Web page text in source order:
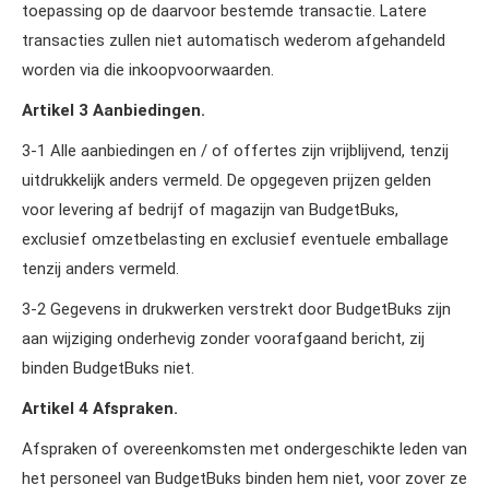
toepassing op de daarvoor bestemde transactie. Latere
transacties zullen niet automatisch wederom afgehandeld
worden via die inkoopvoorwaarden.
Artikel 3 Aanbiedingen.
3‑1 Alle aanbiedingen en / of offertes zijn vrijblijvend, tenzij
uitdrukkelijk anders vermeld. De opgegeven prijzen gelden
voor levering af bedrijf of magazijn van BudgetBuks,
exclusief omzetbelasting en exclusief eventuele emballage
tenzij anders vermeld.
3‑2 Gegevens in drukwerken verstrekt door BudgetBuks zijn
aan wijziging onderhevig zonder voorafgaand bericht, zij
binden BudgetBuks niet.
Artikel 4 Afspraken.
Afspraken of overeenkomsten met ondergeschikte leden van
het personeel van BudgetBuks binden hem niet, voor zover ze